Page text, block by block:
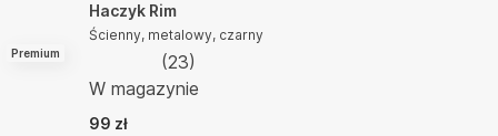
Premium
Haczyk Rim
Ścienny, metalowy, czarny
(23)
W magazynie
99 zł